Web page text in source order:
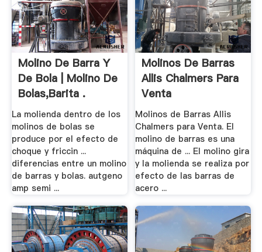
Molino De Barra Y
De Bola | Molino De
Bolas,Barita .
La molienda dentro de los
molinos de bolas se
produce por el efecto de
choque y friccin ...
diferencias entre un molino
de barras y bolas. autgeno
amp semi ...
Molinos De Barras
Allis Chalmers Para
Venta
Molinos de Barras Allis
Chalmers para Venta. El
molino de barras es una
máquina de ... El molino gira
y la molienda se realiza por
efecto de las barras de
acero ...